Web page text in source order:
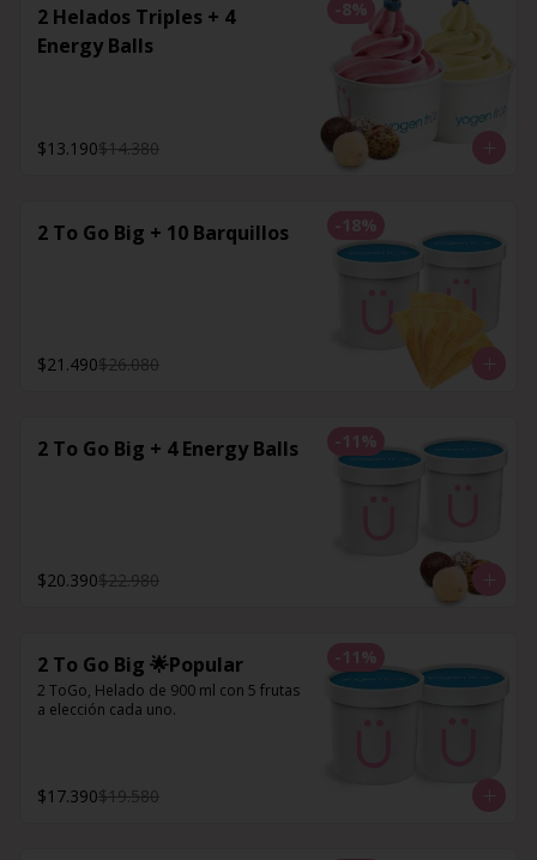
-8%
2 Helados Triples + 4
Energy Balls
$13.190$14.380
-18%
2 To Go Big + 10 Barquillos
$21.490$26.080
-11 %
2 To Go Big + 4 Energy Balls
$20.390$22.980
-11 %
2 To Go Big 🌟Popular
2 ToGo, Helado de 900 ml con 5 frutas
a elección cada uno.
$17.390$19.580